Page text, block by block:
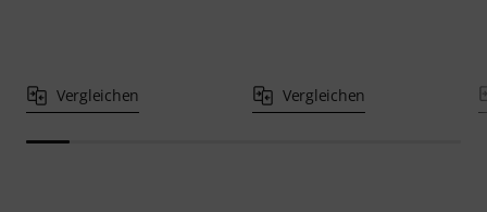
Vergleichen Vergleichen